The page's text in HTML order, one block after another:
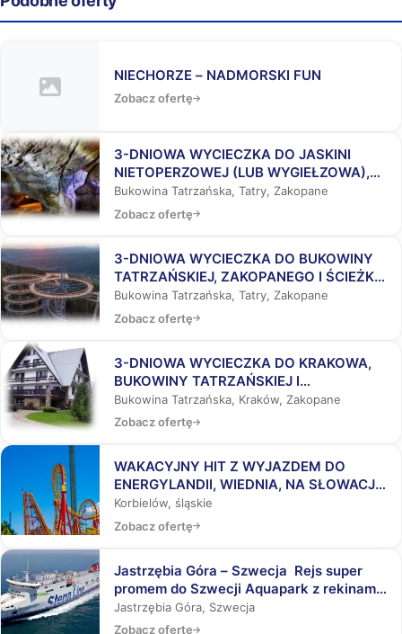
NIECHORZE – NADMORSKI FUN
Zobacz ofertę
3-DNIOWA WYCIECZKA DO JASKINI
NIETOPERZOWEJ (LUB WYGIEŁZOWA),
BUKOWINY TATRZAŃSKIEJ I
ZAKOPANEGO
Bukowina Tatrzańska, Tatry, Zakopane
Zobacz ofertę
3-DNIOWA WYCIECZKA DO BUKOWINY
TATRZAŃSKIEJ, ZAKOPANEGO I ŚCIEŻKĄ
WŚRÓD KORON DRZEW
Bukowina Tatrzańska, Tatry, Zakopane
Zobacz ofertę
3-DNIOWA WYCIECZKA DO KRAKOWA,
BUKOWINY TATRZAŃSKIEJ I
ZAKOPANEGO
Bukowina Tatrzańska, Kraków, Zakopane
Zobacz ofertę
WAKACYJNY HIT Z WYJAZDEM DO
ENERGYLANDII, WIEDNIA, NA SŁOWACJĘ,
DO AQUAPARKÓW
Korbielów, śląskie
Zobacz ofertę
Jastrzębia Góra – Szwecja Rejs super
promem do Szwecji Aquapark z rekinami,
Laser Tag, Misja Specjalna
Jastrzębia Góra, Szwecja
Zobacz ofertę